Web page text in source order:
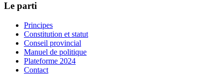
Le parti
Principes
Constitution et statut
Conseil provincial
Manuel de politique
Plateforme 2024
Contact